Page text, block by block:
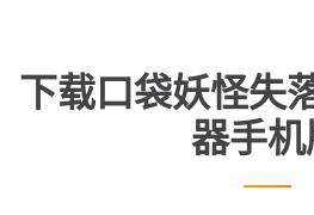
下载口袋妖怪失
器手